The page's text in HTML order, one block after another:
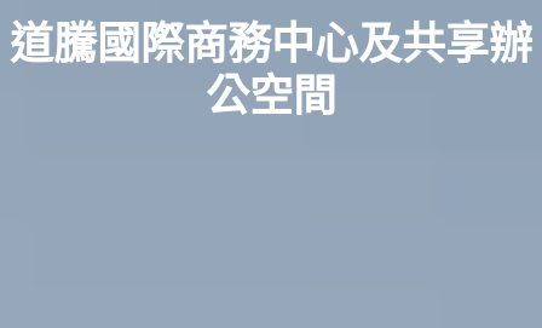
道騰國際商務中心及共享辦
公空間